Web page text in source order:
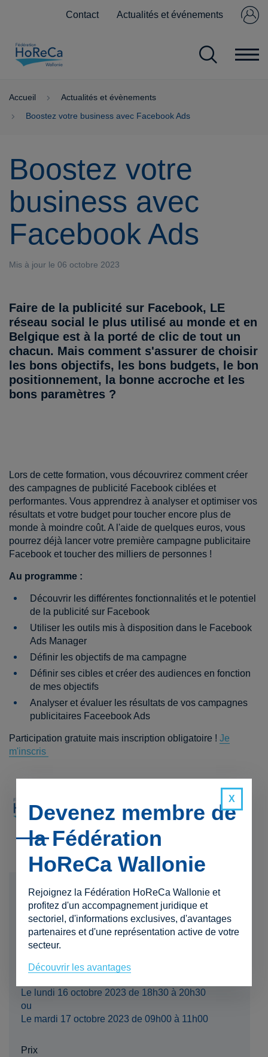
Contact Actualités et événements
membre ?
Accueil
Actualités et évènements
Boostez votre business avec Facebook Ads
Boostez votre
business avec
Facebook Ads
Mis à jour le 06 octobre 2023
Faire de la publicité sur Facebook, LE
réseau social le plus utilisé au monde et en
Belgique est à la porté de clic de tout un
chacun. Mais comment s'assurer de choisir
les bons objectifs, les bons budgets, le bon
positionnement, la bonne accroche et les
bons paramètres ?
Lors de cette formation, vous découvrirez comment créer
des campagnes de publicité Facebook ciblées et
performantes. Vous apprendrez à analyser et optimiser vos
résultats et votre budget pour toucher encore plus de
monde à moindre coût. A l'aide de quelques euros, vous
pourrez déjà lancer votre première campagne publicitaire
Facebook et toucher des milliers de personnes !
Au programme :
Découvrir les différentes fonctionnalités et le potentiel
de la publicité sur Facebook
Utiliser les outils mis à disposition dans le Facebook
Ads Manager
Définir les objectifs de ma campagne
Définir ses cibles et créer des audiences en fonction
de mes objectifs
Analyser et évaluer les résultats de vos campagnes
publicitaires Faceebook Ads
Participation gratuite mais inscription obligatoire ! Je
m'inscris
Date
16 octobre 2023
Lieu
Visioconférence à distance
Le lundi 16 octobre 2023 de 18h30 à 20h30
ou
Le mardi 17 octobre 2023 de 09h00 à 11h00
Prix
Devenez membre de
la Fédération
HoReCa Wallonie
Rejoignez la Fédération HoReCa Wallonie et
profitez d'un accompagnement juridique et
sectoriel, d'informations exclusives, d'avantages
partenaires et d'une représentation active de votre
secteur.
Découvrir les avantages